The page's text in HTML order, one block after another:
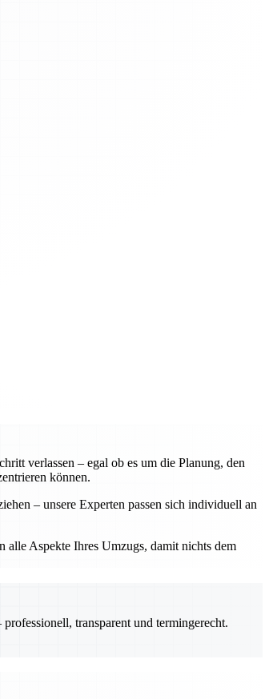
verlassen – egal ob es um die Planung, den
können.
– unsere Experten passen sich individuell an
alle Aspekte Ihres Umzugs, damit nichts dem
transparent und termingerecht.